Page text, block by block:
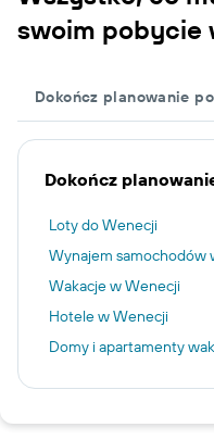
swoim pobycie
Dokończ planowanie
Dokończ
Loty do Wenecji
Wynajem samochodów
Wakacje w Wenecji
Hotele w Wenecji
Domy i apartamenty